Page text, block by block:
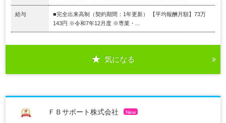
給与
■完全出来高制（契約期間：1年更新） 【平均報酬月額】73万
143円 ※令和7年12月度 ※専業・...
気になる
ＦＢサポート株式会社 New